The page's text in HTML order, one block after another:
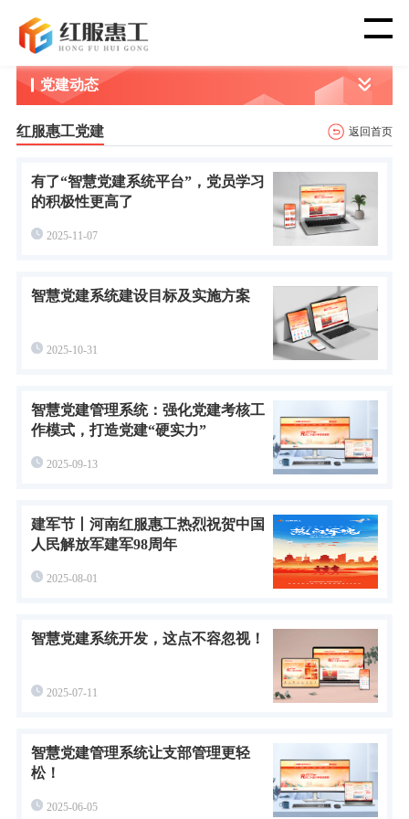
首 页
智 慧 工 会
党 建 功 能
客 户 案 例
新 闻 资 讯
关 于 我 们
党建动态
红服惠工党建 返回首页
有了“智慧党建系统平台”，党员学习
的积极性更高了
2025-11-07
智慧党建系统建设目标及实施方案
2025-10-31
智慧党建管理系统：强化党建考核工
作模式，打造党建“硬实力”
2025-09-13
建军节丨河南红服惠工热烈祝贺中国
人民解放军建军98周年
2025-08-01
智慧党建系统开发，这点不容忽视！
2025-07-11
智慧党建管理系统让支部管理更轻
松！
2025-06-05